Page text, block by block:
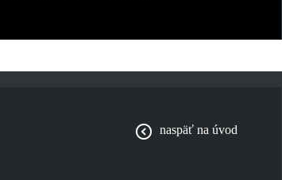
naspäť na úvod